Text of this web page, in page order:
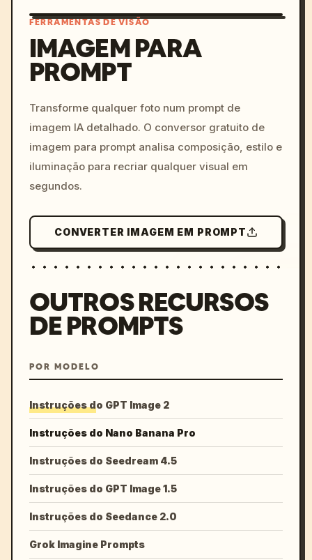
colors, 8k --v 6.0
FERRAMENTAS DE VISÃO
IMAGEM PARA
PROMPT
Transforme qualquer foto num prompt de
imagem IA detalhado. O conversor gratuito de
imagem para prompt analisa composição, estilo e
iluminação para recriar qualquer visual em
segundos.
CONVERTER IMAGEM EM PROMPT
OUTROS RECURSOS
DE PROMPTS
POR MODELO
Instruções do GPT Image 2
Instruções do Nano Banana Pro
Instruções do Seedream 4.5
Instruções do GPT Image 1.5
Instruções do Seedance 2.0
Grok Imagine Prompts